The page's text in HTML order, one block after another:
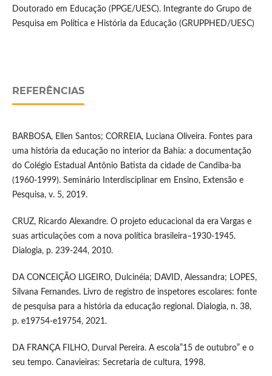
Doutorado em Educação (PPGE/UESC). Integrante do Grupo de
Pesquisa em Política e História da Educação (GRUPPHED/UESC)
REFERÊNCIAS
BARBOSA, Ellen Santos; CORREIA, Luciana Oliveira. Fontes para
uma história da educação no interior da Bahia: a documentação
do Colégio Estadual Antônio Batista da cidade de Candiba-ba
(1960-1999). Seminário Interdisciplinar em Ensino, Extensão e
Pesquisa, v. 5, 2019.
CRUZ, Ricardo Alexandre. O projeto educacional da era Vargas e
suas articulações com a nova política brasileira–1930-1945.
Dialogia, p. 239-244, 2010.
DA CONCEIÇÃO LIGEIRO, Dulcinéia; DAVID, Alessandra; LOPES,
Silvana Fernandes. Livro de registro de inspetores escolares: fonte
de pesquisa para a história da educação regional. Dialogia, n. 38,
p. e19754-e19754, 2021.
DA FRANÇA FILHO, Durval Pereira. A escola”15 de outubro” e o
seu tempo. Canavieiras: Secretaria de cultura, 1998.